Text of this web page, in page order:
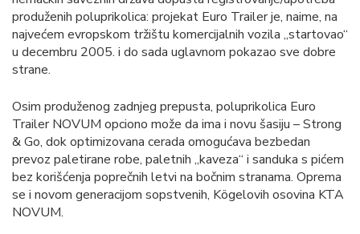
produženih poluprikolica: projekat Euro Trailer je, naime, na
najvećem evropskom tržištu komercijalnih vozila „startovao“
u decembru 2005. i do sada uglavnom pokazao sve dobre
strane.
Osim produženog zadnjeg prepusta, poluprikolica Euro
Trailer NOVUM opciono može da ima i novu šasiju – Strong
& Go, dok optimizovana cerada omogućava bezbedan
prevoz paletirane robe, paletnih „kaveza“ i sanduka s pićem
bez korišćenja poprečnih letvi na bočnim stranama. Oprema
se i novom generacijom sopstvenih, Kögelovih osovina KTA
NOVUM.